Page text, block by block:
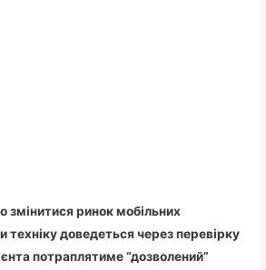
змінитися ринок мобільних
техніку доведеться через перевірку
потраплятиме “дозволений”